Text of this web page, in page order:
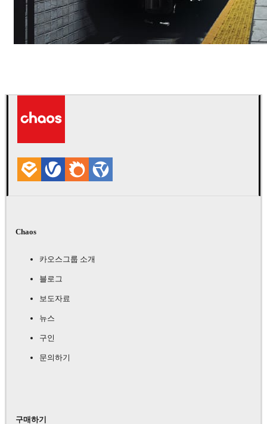
Chaos
카오스그룹 소개
블로그
보도자료
뉴스
구인
문의하기
구매하기